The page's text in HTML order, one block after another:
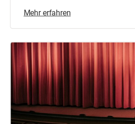
Mehr erfahren